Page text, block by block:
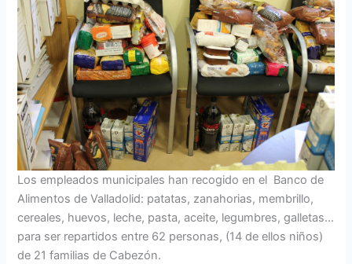
Los empleados municipales han recogido en el Banco de
Alimentos de Valladolid: patatas, zanahorias, membrillo,
cereales, huevos, leche, pasta, aceite, legumbres, galletas…
para ser repartidos entre 62 personas, (14 de ellos niños)
de 21 familias de Cabezón.